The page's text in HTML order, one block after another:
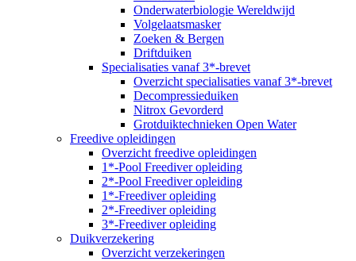
Onderwaterbiologie Wereldwijd
Volgelaatsmasker
Zoeken & Bergen
Driftduiken
Specialisaties vanaf 3*-brevet
Overzicht specialisaties vanaf 3*-brevet
Decompressieduiken
Nitrox Gevorderd
Grotduiktechnieken Open Water
Freedive opleidingen
Overzicht freedive opleidingen
1*-Pool Freediver opleiding
2*-Pool Freediver opleiding
1*-Freediver opleiding
2*-Freediver opleiding
3*-Freediver opleiding
Duikverzekering
Overzicht verzekeringen